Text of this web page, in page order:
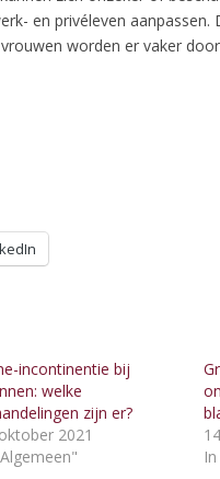
en privéleven aanpassen.
worden er vaker
incontinentie bij
welke
zijn er?
2021